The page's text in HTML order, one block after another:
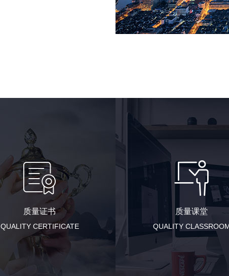
质量证书
QUALITY CERTIFICATE
了解更多
质量课堂
QUALITY
了解更多